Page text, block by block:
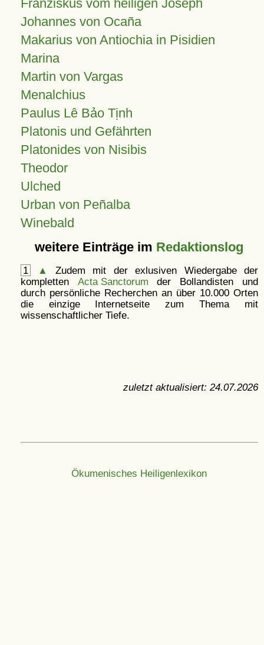
Franziskus vom heiligen Joseph
Johannes von Ocaña
Makarius von Antiochia in Pisidien
Marina
Martin von Vargas
Menalchius
Paulus Lê Bảo Tịnh
Platonis und Gefährten
Platonides von Nisibis
Theodor
Ulched
Urban von Peñalba
Winebald
weitere Einträge im Redaktionslog
1 ▲
Zudem mit der exlusiven Wiedergabe der
kompletten Acta Sanctorum der Bollandisten und
durch persönliche Recherchen an über 10.000 Orten
die einzige Internetseite zum Thema mit
wissenschaftlicher Tiefe.
zuletzt aktualisiert: 24.07.2026
Ökumenisches Heiligenlexikon